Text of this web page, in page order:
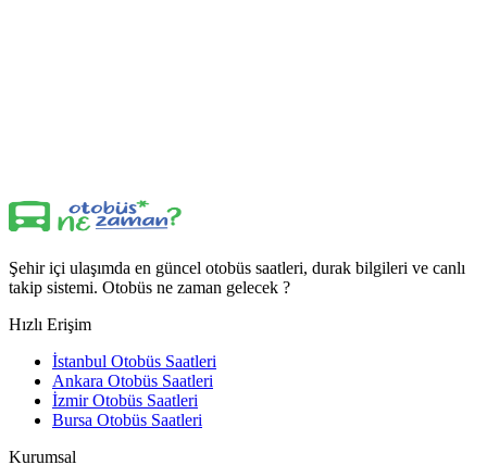
Şehir içi ulaşımda en güncel otobüs saatleri, durak bilgileri ve canlı
takip sistemi. Otobüs ne zaman gelecek ?
Hızlı Erişim
İstanbul Otobüs Saatleri
Ankara Otobüs Saatleri
İzmir Otobüs Saatleri
Bursa Otobüs Saatleri
Kurumsal